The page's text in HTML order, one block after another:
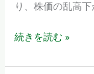
り、株価の乱高下
ン
参
続きを読む »